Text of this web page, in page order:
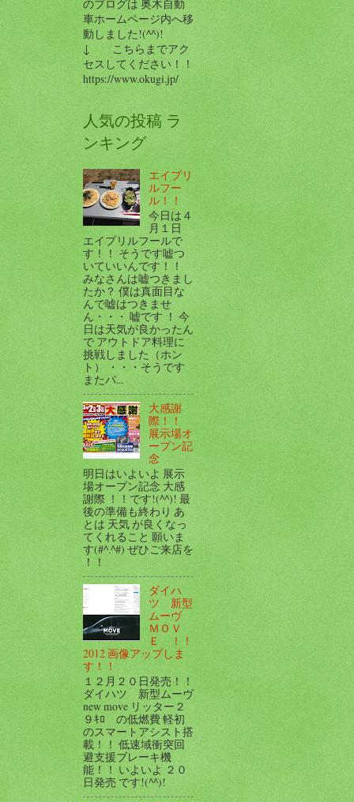
のブログは 奥木自動
車ホームページ内へ移
動しました!(^^)!
↓ こちらまでアク
セスしてください！！
https://www.okugi.jp/
人気の投稿 ラ
ンキング
エイプリ
ルフー
ル！！
今日は４
月１日
エイプリルフールで
す！！ そうです嘘つ
いていいんです！！
みなさんは嘘つきまし
たか？ 僕は真面目な
んで嘘はつきませ
ん・・・ 嘘です ！ 今
日は天気が良かったん
で アウトドア料理に
挑戦しました（ホン
ト） ・・・そうです
またパ...
大感謝
際！！
展示場オ
ープン記
念
明日はいよいよ 展示
場オープン記念 大感
謝際 ！！です!(^^)! 最
後の準備も終わり あ
とは 天気 が良くなっ
てくれること 願いま
す(#^.^#) ぜひご来店を
！！
ダイハ
ツ 新型
ムーヴ
ＭＯＶ
Ｅ ！！
2012 画像アップしま
す！！
１２月２０日発売！！
ダイハツ 新型ムーヴ
new move リッター２
９ｷﾛ の低燃費 軽初
のスマートアシスト搭
載！！ 低速域衝突回
避支援ブレーキ機
能！！ いよいよ ２０
日発売 です!(^^)!